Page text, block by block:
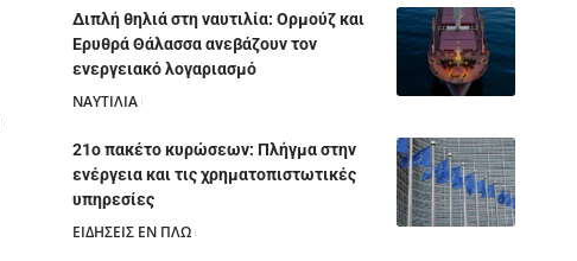
Διπλή θηλιά στη ναυτιλία: Ορμούζ και
Ερυθρά Θάλασσα ανεβάζουν τον
ενεργειακό λογαριασμό
ΝΑΥΤΙΛΙΑ
21ο πακέτο κυρώσεων: Πλήγμα στην
ενέργεια και τις χρηματοπιστωτικές
υπηρεσίες
ΕΙΔΗΣΕΙΣ ΕΝ ΠΛΩ